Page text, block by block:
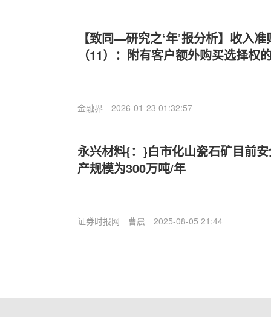
【致同—研究之‘年’报分析】收入
（11）：附有客户额外购买选择权
金融界 2026-01-23 01:32:57
永兴材料{：}白市化山瓷石矿目前
产规模为300万吨/年
证券时报网 曹晨 2025-08-05 21:44